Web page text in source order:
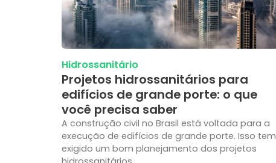
Hidrossanitário
Projetos hidrossanitários para
edifícios de grande porte: o que
você precisa saber
A construção civil no Brasil está voltada para a
execução de edifícios de grande porte. Isso tem
exigido um bom planejamento dos projetos